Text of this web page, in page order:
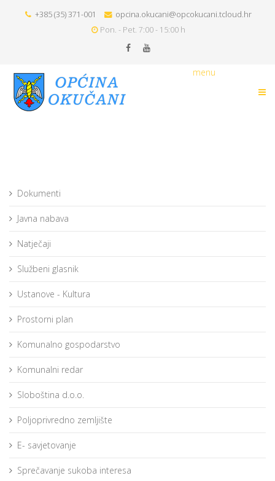
+385 (35) 371-001
opcina.okucani@opcokucani.tcloud.hr
Pon. - Pet. 7:00 - 15:00 h
menu
Dokumenti
Javna nabava
Natječaji
Službeni glasnik
Ustanove - Kultura
Prostorni plan
Komunalno gospodarstvo
Komunalni redar
Sloboština d.o.o.
Poljoprivredno zemljište
E- savjetovanje
Sprečavanje sukoba interesa